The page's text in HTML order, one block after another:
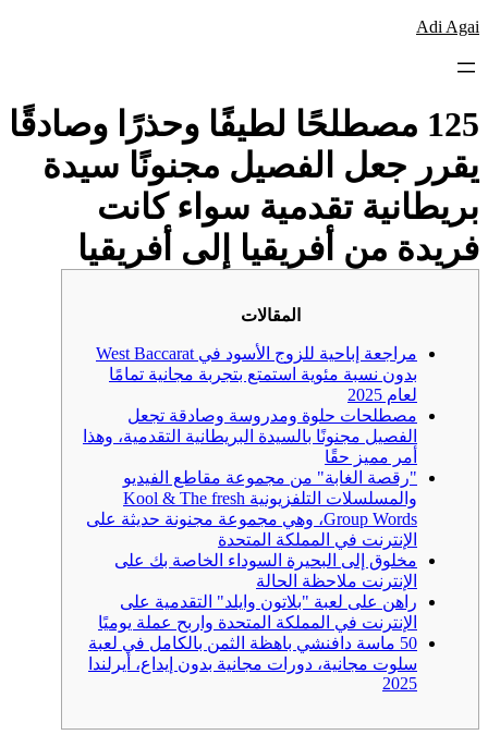
לדלג
Adi Agai
125 مصطلحًا لطيفًا وحذرًا وصادقًا
يقرر جعل الفصيل مجنونًا سيدة
بريطانية تقدمية سواء كانت
فريدة من أفريقيا إلى أفريقيا
المقالات
مراجعة إباحية للزوج الأسود في West Baccarat
بدون نسبة مئوية استمتع بتجربة مجانية تمامًا
لعام 2025
مصطلحات حلوة ومدروسة وصادقة تجعل
الفصيل مجنونًا بالسيدة البريطانية التقدمية، وهذا
أمر مميز حقًا
"رقصة الغابة" من مجموعة مقاطع الفيديو
والمسلسلات التلفزيونية Kool & The fresh
Group Words، وهي مجموعة مجنونة حديثة على
الإنترنت في المملكة المتحدة
مخلوق إلى البحيرة السوداء الخاصة بك على
الإنترنت ملاحظة الحالة
راهن على لعبة "بلاتون وايلد" التقدمية على
الإنترنت في المملكة المتحدة واربح عملة يوميًا
50 ماسة دافنشي باهظة الثمن بالكامل في لعبة
سلوت مجانية، دورات مجانية بدون إيداع، أيرلندا
2025